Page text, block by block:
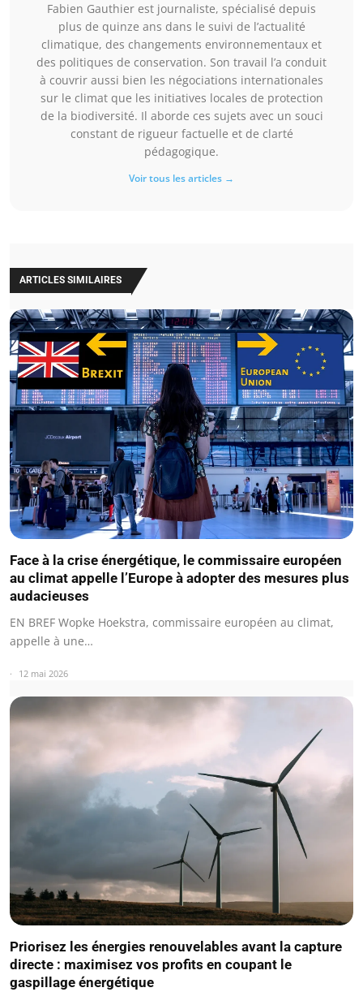
Fabien Gauthier est journaliste, spécialisé depuis
plus de quinze ans dans le suivi de l’actualité
climatique, des changements environnementaux et
des politiques de conservation. Son travail l’a conduit
à couvrir aussi bien les négociations internationales
sur le climat que les initiatives locales de protection
de la biodiversité. Il aborde ces sujets avec un souci
constant de rigueur factuelle et de clarté
pédagogique.
Voir tous les articles →
ARTICLES SIMILAIRES
Face à la crise énergétique, le commissaire européen
au climat appelle l’Europe à adopter des mesures plus
audacieuses
EN BREF Wopke Hoekstra, commissaire européen au climat,
appelle à une…
12 mai 2026
Priorisez les énergies renouvelables avant la capture
directe : maximisez vos profits en coupant le
gaspillage énergétique